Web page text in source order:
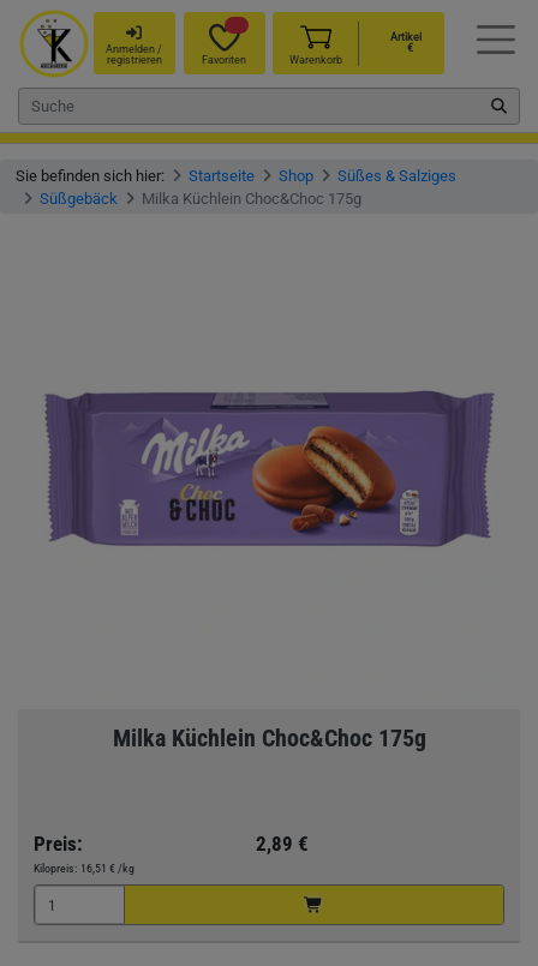
Anmelden /
registrieren
Favoriten Warenkorb
Artikel
€
Sie befinden sich hier: Startseite Shop
Süßes & Salziges
Süßgebäck
Milka Küchlein Choc&Choc 175g
Milka Küchlein Choc&Choc 175g
Preis: 2,89 €
Kilopreis: 16,51 € /kg